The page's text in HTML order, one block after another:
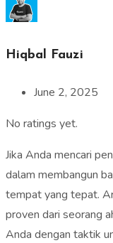
Hiqbal Fauzi
June 2, 2025
No ratings yet.
Jika Anda mencari
dalam membangun
tempat yang tepat.
proven dari seorang
Anda dengan taktik